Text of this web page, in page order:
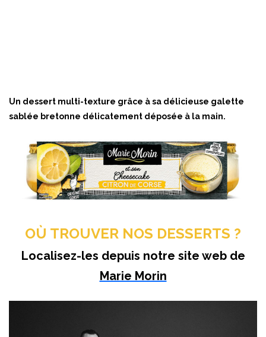
Un dessert multi-texture grâce à sa délicieuse galette
sablée bretonne délicatement déposée à la main.
OÙ TROUVER NOS DESSERTS ?
Localisez-les depuis notre site web de
Marie Morin